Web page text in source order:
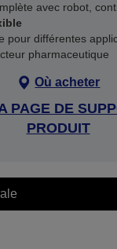
avec robot,
pour différentes
pharmaceutique
Où acheter
PAGE DE
PRODUIT